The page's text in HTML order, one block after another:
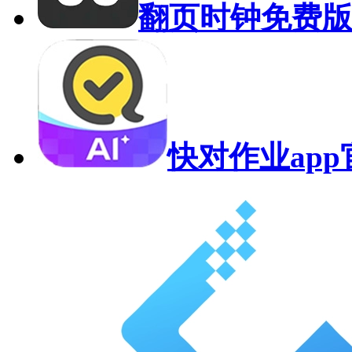
翻页时钟免费版
快对作业app